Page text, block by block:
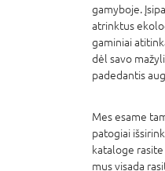
gamyboje.
atrinktus
gaminiai
dėl savo
padedantis
Mes esame
patogiai
kataloge
mus visada